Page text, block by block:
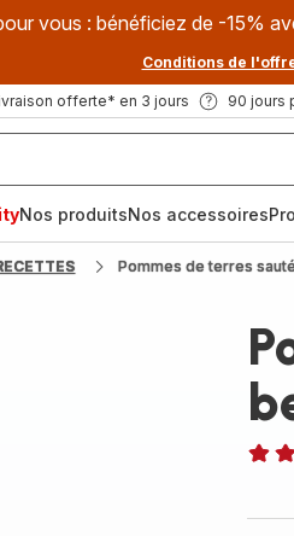
vous : bénéficiez de -15%
Conditions de
offerte* en 3 jours 90 jours
Nos produitsNos accessoires
Pommes de terres